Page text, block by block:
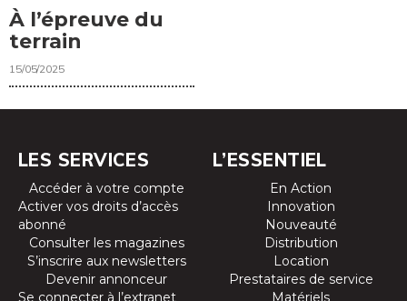
À l’épreuve du
terrain
15/05/2025
LES SERVICES
Accéder à votre compte
Activer vos droits d’accès
abonné
Consulter les magazines
S’inscrire aux newsletters
Devenir annonceur
Se connecter à l’extranet
L’ESSENTIEL
En Action
Innovation
Nouveauté
Distribution
Location
Prestataires de service
Matériels